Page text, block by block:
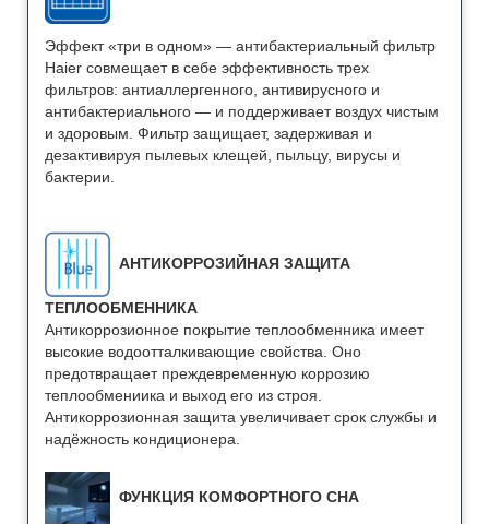
Эффект «три в одном» — антибактериальный фильтр
Haier совмещает в себе эффективность трех
фильтров: антиаллергенного, антивирусного и
антибактериального — и поддерживает воздух чистым
и здоровым. Фильтр защищает, задерживая и
дезактивируя пылевых клещей, пыльцу, вирусы и
бактерии.
АНТИКОРРОЗИЙНАЯ ЗАЩИТА
ТЕПЛООБМЕННИКА
Антикоррозионное покрытие теплообменника имеет
высокие водоотталкивающие свойства. Оно
предотвращает преждевременную коррозию
теплообмениика и выход его из строя.
Антикоррозионная защита увеличивает срок службы и
надёжность кондиционера.
ФУНКЦИЯ КОМФОРТНОГО СНА